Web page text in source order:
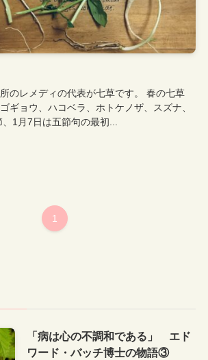
のレメディの代表が七草です。 春の七草
ギョウ、ハコベラ、ホトケノザ、スズナ、
1月7日は五節句の最初...
1
「病は心の不調和である」 エド
ワード・バッチ博士の物語③